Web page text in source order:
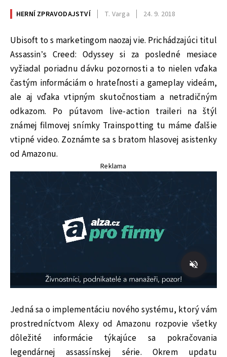
HERNÍ ZPRAVODAJSTVÍ T. Varga 24. 9. 2018
Ubisoft to s marketingom naozaj vie. Prichádzajúci titul
Assassin’s Creed: Odyssey si za posledné mesiace
vyžiadal poriadnu dávku pozornosti a to nielen vďaka
častým informáciám o hrateľnosti a gameplay videám,
ale aj vďaka vtipným skutočnostiam a netradičným
odkazom. Po pútavom live-action traileri na štýl
známej filmovej snímky Trainspotting tu máme ďalšie
vtipné video. Zoznámte sa s bratom hlasovej asistenky
od Amazonu.
Reklama
Jedná sa o implementáciu nového systému, ktorý vám
prostredníctvom Alexy od Amazonu rozpovie všetky
dôležité informácie týkajúce sa pokračovania
legendárnej assassínskej série. Okrem updatu